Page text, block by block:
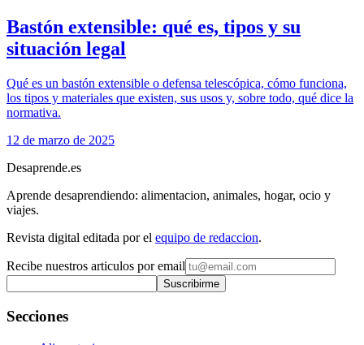
Bastón extensible: qué es, tipos y su
situación legal
Qué es un bastón extensible o defensa telescópica, cómo funciona,
los tipos y materiales que existen, sus usos y, sobre todo, qué dice la
normativa.
12 de marzo de 2025
Desaprende.es
Aprende desaprendiendo: alimentacion, animales, hogar, ocio y
viajes.
Revista digital editada por el equipo de redaccion.
Recibe nuestros articulos por email
Suscribirme
Secciones